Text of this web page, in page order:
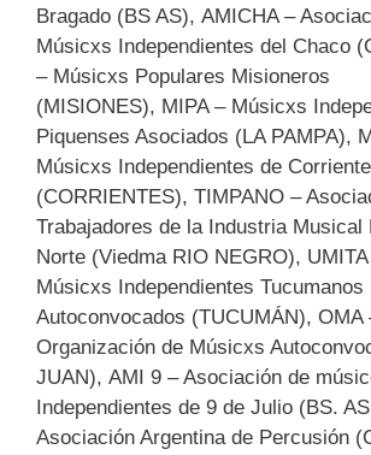
Bragado (BS AS), AMICHA –
Músicxs Independientes del Chaco
– Músicxs Populares Misioneros
(MISIONES), MIPA – Músicxs
Piquenses Asociados (LA PAMPA),
Músicxs Independientes de
(CORRIENTES), TIMPANO –
Trabajadores de la Industria Musical
Norte (Viedma RIO NEGRO),
Músicxs Independientes Tucumanos
Autoconvocados (TUCUMÁN), OMA
Organización de Músicxs
JUAN), AMI 9 – Asociación de
Independientes de 9 de Julio (BS.
Asociación Argentina de Percusión